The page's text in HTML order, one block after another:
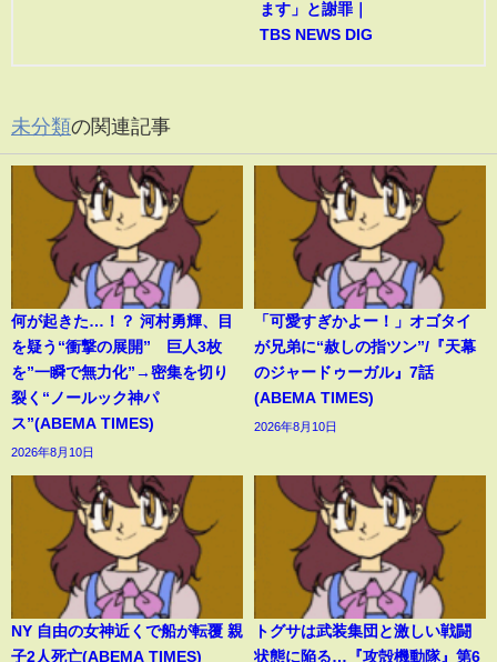
ます」と謝罪｜
TBS NEWS DIG
未分類の関連記事
何が起きた…！？ 河村勇輝、目
を疑う“衝撃の展開” 巨人3枚
を”一瞬で無力化”→密集を切り
裂く“ノールック神パ
ス”(ABEMA TIMES)
2026年8月10日
「可愛すぎかよー！」オゴタイ
が兄弟に“赦しの指ツン”/『天幕
のジャードゥーガル』7話
(ABEMA TIMES)
2026年8月10日
NY 自由の女神近くで船が転覆 親
子2人死亡(ABEMA TIMES)
トグサは武装集団と激しい戦闘
状態に陥る…『攻殻機動隊』第6